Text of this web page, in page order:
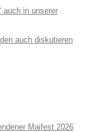
auch in unserer
auch diskutieren
Maifest 2026